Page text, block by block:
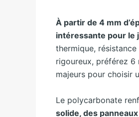
À partir de 4 mm
intéressante pour le
thermique,
rigoureux, préférez 6
majeurs pour choisir
Le polycarbonate
solide, des